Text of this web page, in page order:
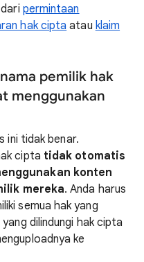
permintaan
hak cipta atau klaim
pemilik hak
menggunakan
ini tidak benar.
cipta tidak otomatis
konten
mereka. Anda harus
semua hak yang
dilindungi hak cipta
ke